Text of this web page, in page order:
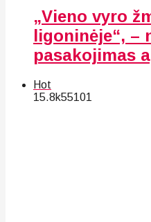
„Vieno vyro
ligoninėje“, –
pasakojimas
Hot
15.8k55101